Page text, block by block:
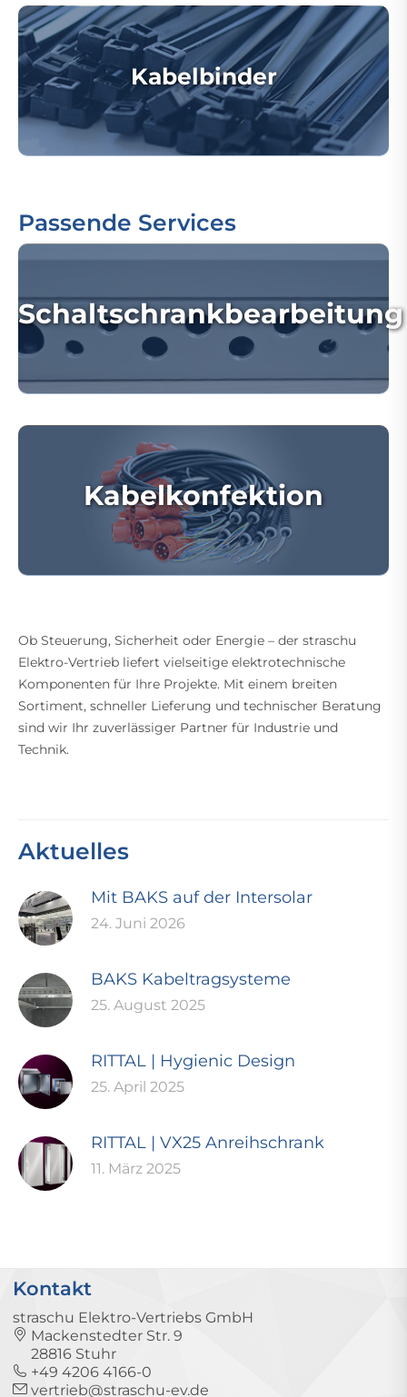
Kabelbinder
Passende Services
Schaltschrankbearbeitung
Kabelkonfektion
Ob Steuerung, Sicherheit oder Energie – der straschu
Elektro-Vertrieb liefert vielseitige elektrotechnische
Komponenten für Ihre Projekte. Mit einem breiten
Sortiment, schneller Lieferung und technischer Beratung
sind wir Ihr zuverlässiger Partner für Industrie und
Technik.
Aktuelles
Mit BAKS auf der Intersolar
24. Juni 2026
BAKS Kabeltragsysteme
25. August 2025
RITTAL | Hygienic Design
25. April 2025
RITTAL | VX25 Anreihschrank
11. März 2025
Kontakt
straschu Elektro-Vertriebs GmbH
Mackenstedter Str. 9
28816 Stuhr
+49 4206 4166-0
vertrieb@straschu-ev.de